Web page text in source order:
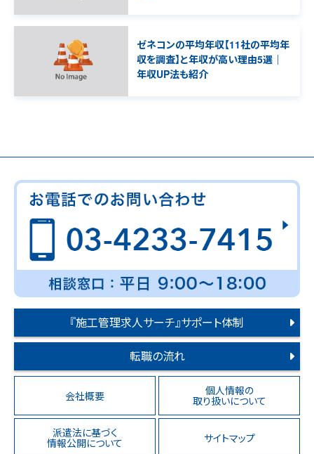
ゼネコンの平均年収【11社の平均年
収を調査】と年収が高い理由5選｜
年収UP法も紹介
『施工管理求人サーチ』サポート体制
転職の流れ
会社概要 個人情報の
取り扱いについて
派遣法に基づく
情報公開について サイトマップ